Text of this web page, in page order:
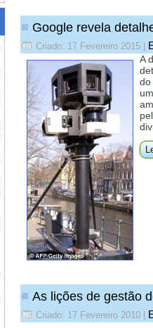
Google revela
Criado: 17 Fevereiro 2015
A
do
As lições de gestão
Criado: 17 Fevereiro 2010